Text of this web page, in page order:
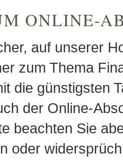
ONLINE-
auf unserer
zum Thema
die günstigsten
der Online-
beachten Sie
oder